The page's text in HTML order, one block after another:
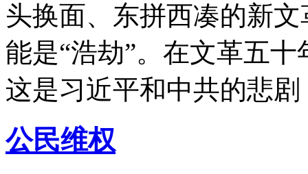
头换面、东拼西凑的新
能是“浩劫”。在文革五
这是习近平和中共的悲
公民维权